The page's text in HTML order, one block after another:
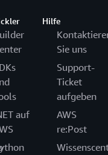
auf
Hilfe
Sie uns
Support-
Ticket
aufgeben
AWS
re:Post